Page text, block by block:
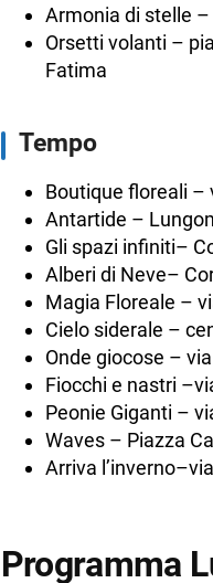
Armonia di stelle –
Orsetti volanti –
Fatima
Tempo
Boutique floreali –
Antartide –
Gli spazi infiniti–
Alberi di Neve–
Magia Floreale –
Cielo siderale –
Onde giocose –
Fiocchi e nastri
Peonie Giganti –
Waves – Piazza
Arriva
Programma